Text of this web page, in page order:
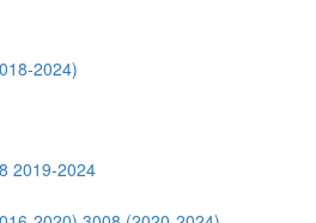
2024)
2019-2024